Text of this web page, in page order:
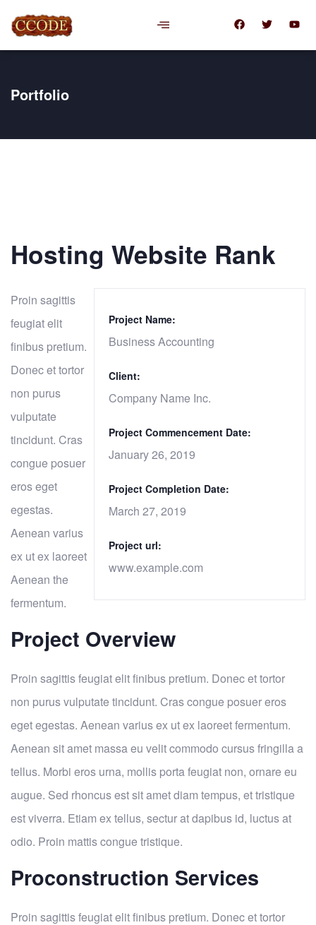
Portfolio
Hosting Website Rank
Project Name:
Business Accounting
Client:
Company Name Inc.
Project Commencement Date:
January 26, 2019
Project Completion Date:
March 27, 2019
Project url:
www.example.com
Proin sagittis
feugiat elit
finibus pretium.
Donec et tortor
non purus
vulputate
tincidunt. Cras
congue posuer
eros eget
egestas.
Aenean varius
ex ut ex laoreet
Aenean the
fermentum.
Project Overview
Proin sagittis feugiat elit finibus pretium. Donec et tortor
non purus vulputate tincidunt. Cras congue posuer eros
eget egestas. Aenean varius ex ut ex laoreet fermentum.
Aenean sit amet massa eu velit commodo cursus fringilla a
tellus. Morbi eros urna, mollis porta feugiat non, ornare eu
augue. Sed rhoncus est sit amet diam tempus, et tristique
est viverra. Etiam ex tellus, sectur at dapibus id, luctus at
odio. Proin mattis congue tristique.
Proconstruction Services
Proin sagittis feugiat elit finibus pretium. Donec et tortor